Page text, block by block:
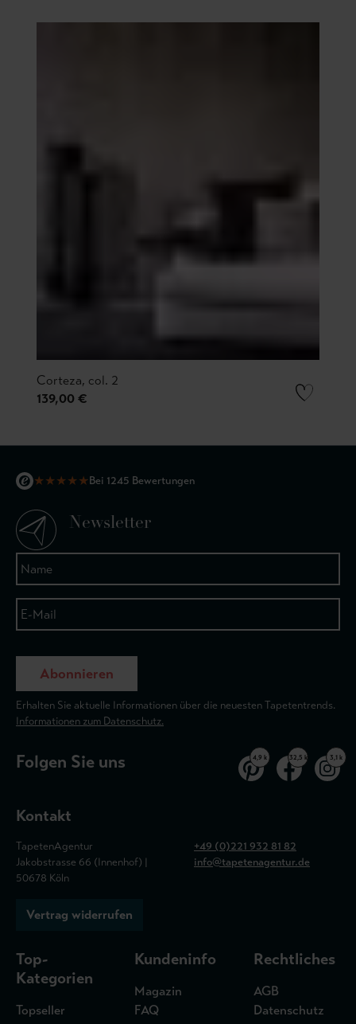
Corteza, col. 2
139,00 €
★★★★★Bei 1245 Bewertungen
Newsletter
Abonnieren
Erhalten Sie aktuelle Informationen über die neuesten Tapetentrends.
Informationen zum Datenschutz.
Folgen Sie uns 4,9 k 32,5 k 3,1 k
Kontakt
TapetenAgentur
Jakobstrasse 66 (Innenhof) |
50678 Köln
+49 (0)221 932 81 82
info@tapetenagentur.de
Vertrag widerrufen
Top-
Kategorien
Topseller
Kundeninfo
Magazin
FAQ
Rechtliches
AGB
Datenschutz